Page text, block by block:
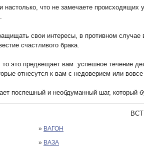
что не замечаете
свои интересы, в противном
счастливого брака.
это предвещает вам .успешное течение
отнесутся к вам с недоверием или
поспешный и необдуманный шаг, который
» ВАГОН
» ВАЗА